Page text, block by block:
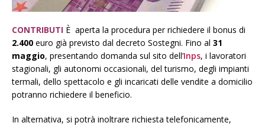
CONTRIBUTI È aperta la procedura per richiedere il bonus di
2.400 euro già previsto dal decreto Sostegni. Fino al 31
maggio, presentando domanda sul sito dell’Inps, i lavoratori
stagionali, gli autonomi occasionali, del turismo, degli impianti
termali, dello spettacolo e gli incaricati delle vendite a domicilio
potranno richiedere il beneficio.
In alternativa, si potrà inoltrare richiesta telefonicamente,